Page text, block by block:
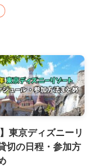
】東京ディズニーリ
切の日程・参加方